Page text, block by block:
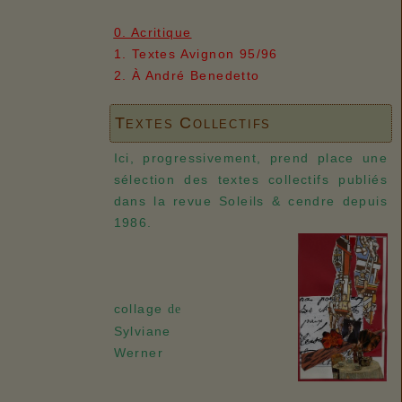
0. Acritique
1. Textes Avignon 95/96
2. À André Benedetto
Textes Collectifs
Ici, progressivement, prend place une
sélection des textes collectifs publiés
dans la revue Soleils & cendre depuis
1986.
collage de
Sylviane
Werner